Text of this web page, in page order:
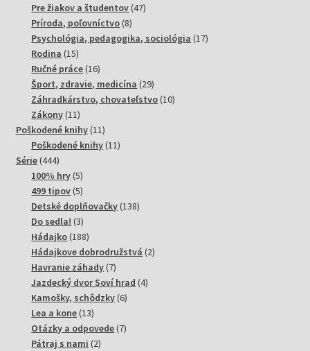
produkt
Pre žiakov a študentov 4747
Príroda, poľovníctvo 88
produktov
Psychológia, pedagogika, sociológia 1717
Rodina 1515
produktov
Ručné práce 1616
produktov
Šport, zdravie, medicína 2929
produktov
Záhradkárstvo, chovateľstvo 1010
Zákony 1111
produktov
Poškodené knihy 1111
produktov
Poškodené knihy 1111
Série 444444
produktov
100% hry 55
produktov
499 tipov 55
produktov
Detské doplňovačky 138138
Do sedla! 33
produkty
Hádajko 188188
produktov
Hádajkove dobrodružstvá 22
Havranie záhady 77
produktov
Jazdecký dvor Soví hrad 44
Kamošky, schôdzky 66
Lea a kone 1313
produktov
Otázky a odpovede 77
Pátraj s nami 22